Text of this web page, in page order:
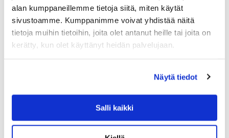
alan kumppaneillemme tietoja siitä, miten käytät
sivustoamme. Kumppanimme voivat yhdistää näitä
tietoja muihin tietoihin, joita olet antanut heille tai joita on
kerätty, kun olet käyttänyt heidän palvelujaan.
Näytä tiedot
Salli kaikki
MERKIT
ALESSI MAMI XL SAMPPANJALASIT (4 KPL)
Alessi Mami XL samppanjalasit tekevät vaikutuksen
hillityllä eleganssillaan – niiden siro ja korkea muoto on
suunniteltu korostamaan kuohuviinien ja samppanjan
LISÄÄ OSTOSKORIIN